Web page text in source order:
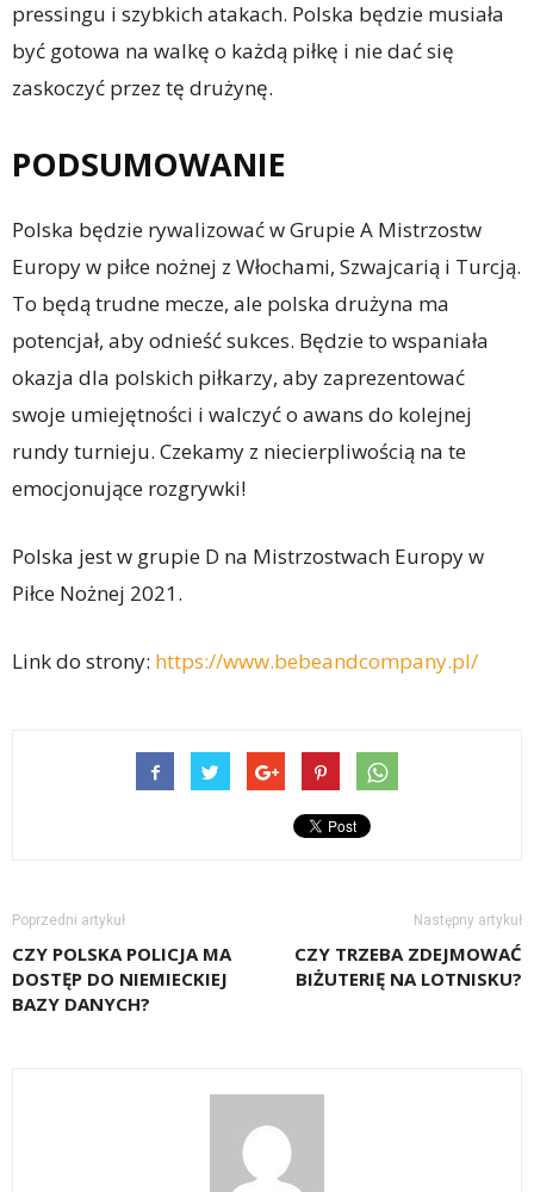
pressingu i szybkich atakach. Polska będzie musiała
być gotowa na walkę o każdą piłkę i nie dać się
zaskoczyć przez tę drużynę.
PODSUMOWANIE
Polska będzie rywalizować w Grupie A Mistrzostw
Europy w piłce nożnej z Włochami, Szwajcarią i Turcją.
To będą trudne mecze, ale polska drużyna ma
potencjał, aby odnieść sukces. Będzie to wspaniała
okazja dla polskich piłkarzy, aby zaprezentować
swoje umiejętności i walczyć o awans do kolejnej
rundy turnieju. Czekamy z niecierpliwością na te
emocjonujące rozgrywki!
Polska jest w grupie D na Mistrzostwach Europy w
Piłce Nożnej 2021.
Link do strony: https://www.bebeandcompany.pl/
Poprzedni artykuł
CZY POLSKA POLICJA MA
DOSTĘP DO NIEMIECKIEJ
BAZY DANYCH?
Następny artykuł
CZY TRZEBA ZDEJMOWAĆ
BIŻUTERIĘ NA LOTNISKU?